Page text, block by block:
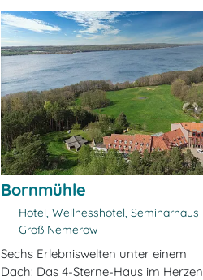
Bornmühle
Hotel, Wellnesshotel, Seminarhaus
Groß Nemerow
Sechs Erlebniswelten unter einem
Dach: Das 4-Sterne-Haus im Herzen